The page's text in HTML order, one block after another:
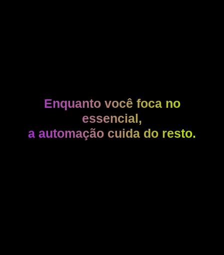
Enquanto você foca no
essencial,
a automação cuida do resto.